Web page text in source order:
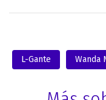
L-Gante Wanda